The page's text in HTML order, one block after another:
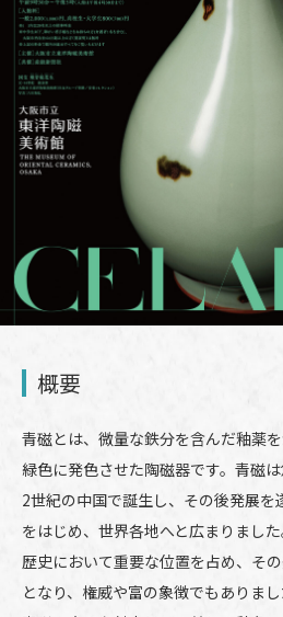
概要
青磁とは、微量な鉄分を含んだ釉薬
緑色に発色させた陶磁器です。青磁は
2世紀の中国で誕生し、その後発展を
をはじめ、世界各地へと広まりまし
歴史において重要な位置を占め、そ
となり、権威や富の象徴でもありまし